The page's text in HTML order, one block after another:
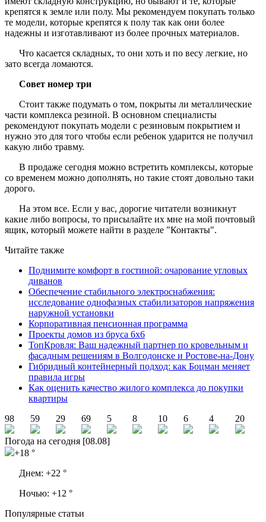
крепятся к земле или полу. Мы рекомендуем покупать только
те модели, которые крепятся к полу так как они более
надежны и изготавливают из более прочных материалов.
Что касается складных, то они хоть и по весу легкие, но
зато всегда ломаются.
Совет номер три
Стоит также подумать о том, покрыты ли металлические
части комплекса резиной. В основном специалисты
рекомендуют покупать модели с резиновым покрытием и
нужно это для того чтобы если ребенок ударится не получил
какую либо травму.
В продаже сегодня можно встретить комплексы, которые
со временем можно дополнять, но такие стоят довольно таки
дорого.
На этом все. Если у вас, дорогие читатели возникнут
какие либо вопросы, то присылайте их мне на мой почтовый
ящик, который можете найти в разделе "Контакты".
Читайте также
Поднимите комфорт в гостиной: очарование угловых
диванов
Обеспечение стабильного электроснабжения:
исследование однофазных стабилизаторов напряжения
наружной установки
Корпоративная пенсионная программа
Проекты домов из бруса 6х6
ТопКровля: Ваш надежный партнер по кровельным и
фасадным решениям в Волгодонске и Ростове-на-Дону
Гибридный контейнерный подход: как Боцман меняет
правила игры
Как оценить качество жилого комплекса до покупки
квартиры
98
59 29 69 5 8 10 6 4 20
Погода на сегодня [08.08]
+18 °
Днем: +22 °
Ночью: +12 °
Популярные статьи